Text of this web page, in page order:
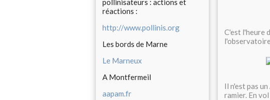
pollinisateurs : actions et
réactions :
http://www.pollinis.org
Les bords de Marne
Le Marneux
A Montfermeil
aapam.fr
C'est l'heure
Il n'est pas
ramier. En